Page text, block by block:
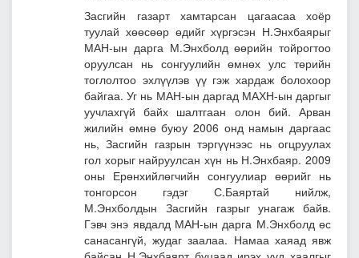
Засгийн газарт хамтарсан цагаасаа хоёр
туулай хөөсөөр өдийг хүргэсэн Н.Энхбаярыг
МАН-ын дарга М.Энхболд өөрийн тойрогтоо
оруулсан нь сонгуулийн өмнөх улс төрийн
тоглолтоо эхлүүлэв үүгэж хардаж болохоор
байгаа. Уг нь МАН-ын даргад МАХН-ын даргыг
уучлахгүй байх шалтгаан олон бий. Арван
жилийн өмнө буюу 2006 онд намын даргаас
нь, Засгийн газрын тэргүүнээс нь огцруулах
гол хорыг найруулсан хүн нь Н.Энхбаяр. 2009
оны Ерөнхийлөгчийн сонгуулиар өөрийг нь
тонгорсон гэдэг С.Баяртай нийлж,
М.Энхболдын Засгийн газрыг унагаж байв.
Гэвч энэ явдалд МАН-ын дарга М.Энхболд өс
санасангүй, жудаг заалаа. Намаа хаяад явж